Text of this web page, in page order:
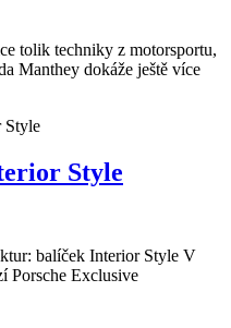
tolik techniky z motorsportu,
Manthey dokáže ještě více
Style
balíček Interior Style V
Porsche Exclusive